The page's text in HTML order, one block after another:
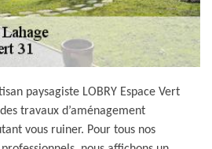
paysagiste LOBRY Espace Vert
travaux d’aménagement
vous ruiner. Pour tous nos